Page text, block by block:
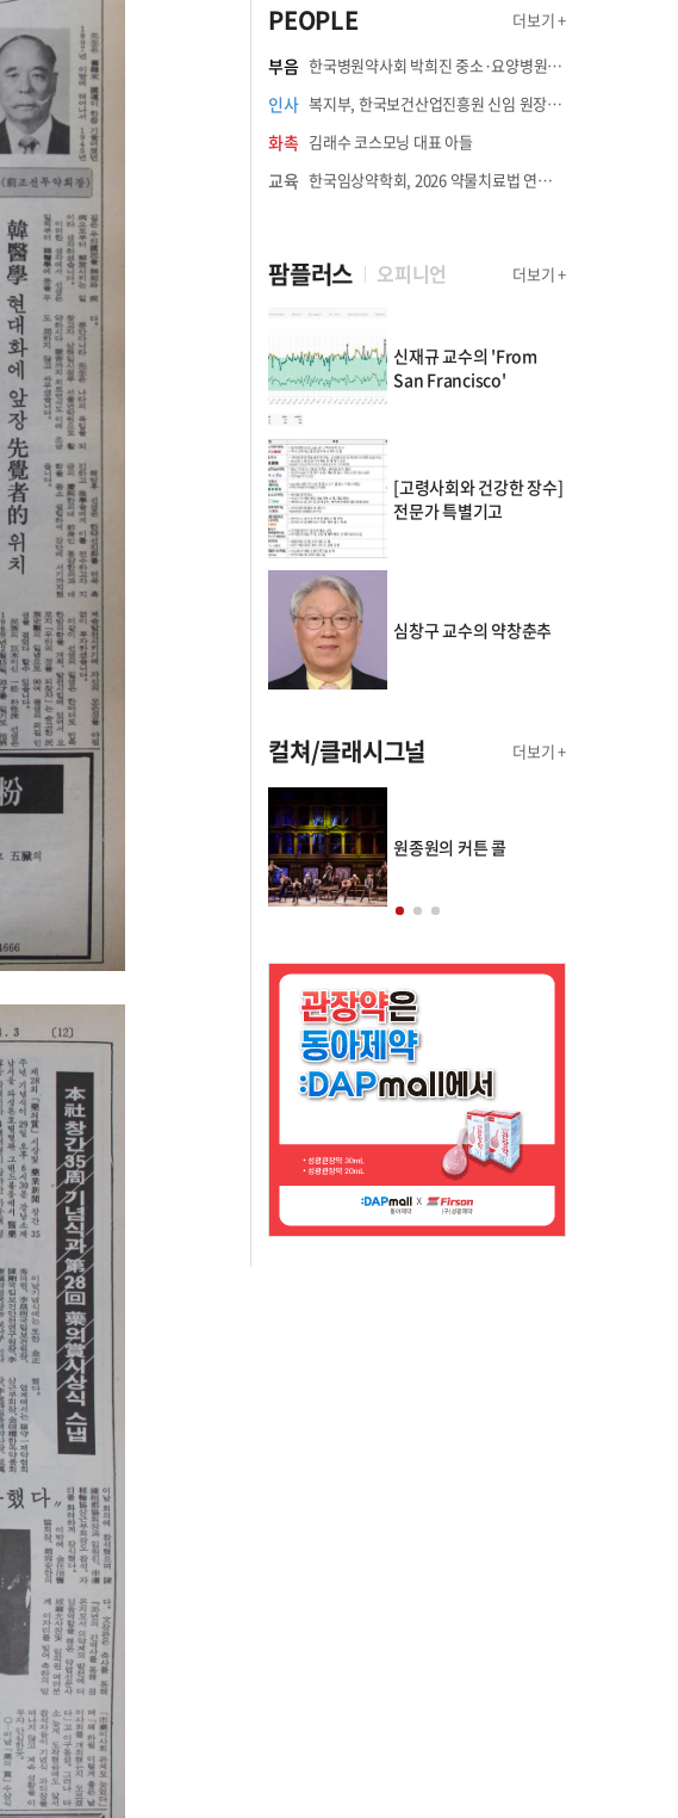
PEOPLE 더보기 +
부음 한국병원약사회 박희진 중소·요양병원이사(충청북도 청주의료원 약제팀장) 부친상
인사 복지부, 한국보건산업진흥원 신임 원장에 고상백 교수 임명
화촉 김래수 코스모닝 대표 아들
교육 한국임상약학회, 2026 약물치료법 연수강좌 8월 21일 개최
팜플러스 오피니언 더보기 +
신재규 교수의 'From
San Francisco'
[고령사회와 건강한 장수]
전문가 특별기고
심창구 교수의 약창춘추
컬쳐/클래시그널 더보기 +
박병준의 클래스토리 원종원의 커튼 콜